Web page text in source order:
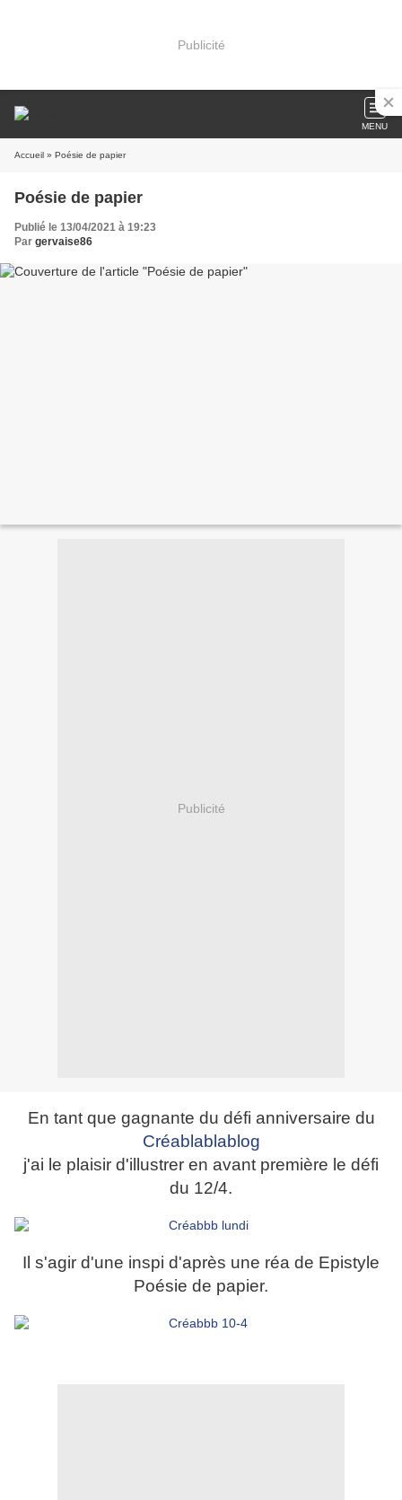
Publicité
MENU
Accueil » Poésie de papier
Poésie de papier
Publié le 13/04/2021 à 19:23
Par gervaise86
Publicité
En tant que gagnante du défi anniversaire du
Créablablablog
j'ai le plaisir d'illustrer en avant première le défi
du 12/4.
Il s'agir d'une inspi d'après une réa de Epistyle
Poésie de papier.